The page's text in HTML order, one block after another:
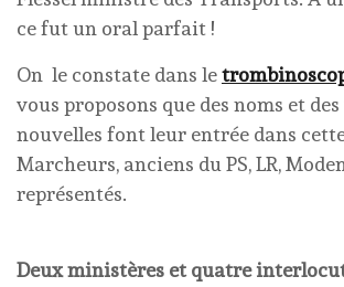
ce fut un oral parfait !
On le constate dans le
vous proposons que des noms et
nouvelles font leur entrée dans
Marcheurs, anciens du PS, LR,
représentés.
Deux ministères et quatre